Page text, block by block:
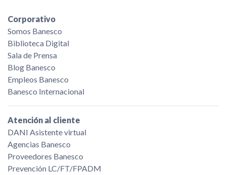
Corporativo
Somos Banesco
Biblioteca Digital
Sala de Prensa
Blog Banesco
Empleos Banesco
Banesco Internacional
Atención al cliente
DANI Asistente virtual
Agencias Banesco
Proveedores Banesco
Prevención LC/FT/FPADM